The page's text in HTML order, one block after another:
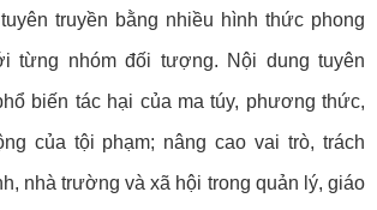
truyền bằng nhiều hình thức phong
từng nhóm đối tượng. Nội dung tuyên
biến tác hại của ma túy, phương thức,
của tội phạm; nâng cao vai trò, trách
nhà trường và xã hội trong quản lý, giáo